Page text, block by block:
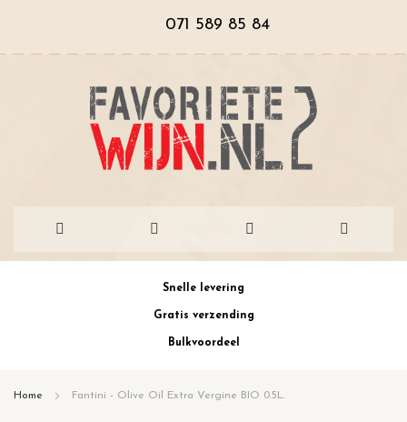
071 589 85 84
Snelle levering
Gratis verzending
Bulkvoordeel
Home Fantini - Olive Oil Extra Vergine BIO 0.5L.